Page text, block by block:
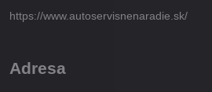
https://www.autoservisnenaradie.sk/
Adresa